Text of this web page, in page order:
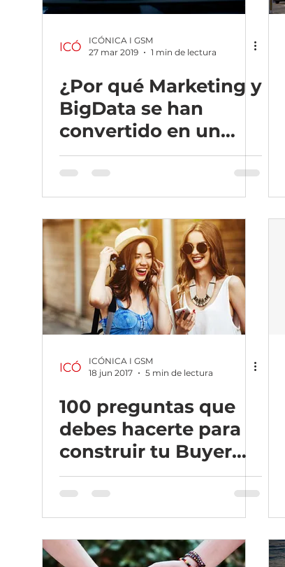
ICÓNICA I GSM
27 mar 2019
1 min de lectura
¿Por qué Marketing y
BigData se han
convertido en un
matrimonio tan bien
avenido?
ICÓNICA I GSM
18 jun 2017
5 min de lectura
100 preguntas que
debes hacerte para
construir tu Buyer
Persona